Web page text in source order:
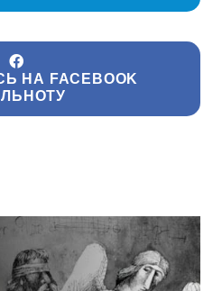
НА FACEBOOK